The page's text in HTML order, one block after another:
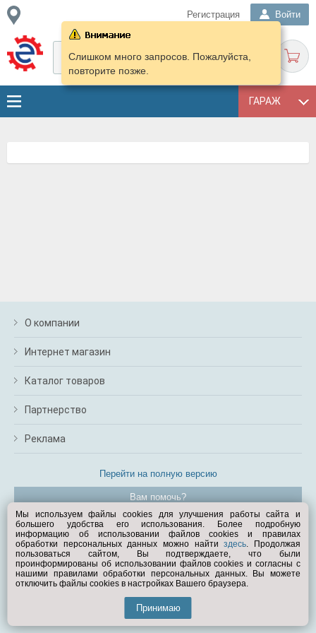
Регистрация Войти
ГАРАЖ
Слишком много запросов. Пожалуйста,
повторите позже.
О компании
Интернет магазин
Каталог товаров
Партнерство
Реклама
Перейти на полную версию
Вам помочь?
© Exist.ru 1998—2026
Мы используем файлы cookies для улучшения работы сайта и
большего удобства его использования. Более подробную
информацию об использовании файлов cookies и правилах
обработки персональных данных можно найтиздесь. Продолжая
пользоваться сайтом, Вы подтверждаете, что были
проинформированы об использовании файлов cookies и согласны с
нашими правилами обработки персональных данных. Вы можете
отключить файлы cookies в настройках Вашего браузера.
Принимаю